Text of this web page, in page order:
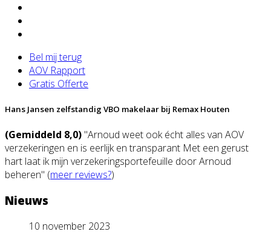
Bel mij terug
AOV Rapport
Gratis Offerte
Hans Jansen zelfstandig VBO makelaar bij Remax Houten
(Gemiddeld 8,0) "Arnoud weet ook écht alles van AOV
verzekeringen en is eerlijk en transparant Met een gerust
hart laat ik mijn verzekeringsportefeuille door Arnoud
beheren" (meer reviews?)
Nieuws
10 november 2023